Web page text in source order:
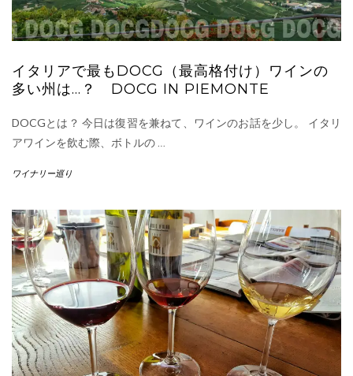
イタリアで最もDOCG（最高格付け）ワインの
多い州は…？ DOCG IN PIEMONTE
DOCGとは？ 今日は復習を兼ねて、ワインのお話を少し。 イタリ
アワインを飲む際、ボトルの …
ワイナリー巡り